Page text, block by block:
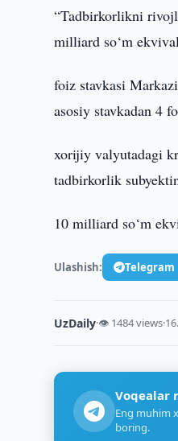
“Tadbirkorlikni
milliard so‘m
foiz stavkasi
asosiy stavkadan 4
xorijiy valyutadagi
tadbirkorlik
10 milliard so‘m
Ulashish: Telegram
UzDaily·👁 1484 views·
Voqealar
Eng muhim
boring.